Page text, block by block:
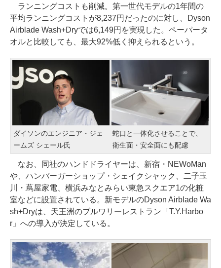
ランニングコストも削減。第一世代モデルの1年間の
平均ランニングコストが8,237円だったのに対し、Dyson
Airblade Wash+Dryでは6,149円を実現した。ペーパータ
オルと比較しても、最大92%低く抑えられるという。
ダイソンのエンジニア・ジェ
ームズ シェール氏
蛇口と一体化させることで、
衛生面・安全面にも配慮
なお、同社のハンドドライヤーは、新宿・NEWoMan
や、ハンバーガーショップ・シェイクシャック、二子玉
川・蔦屋家電、横浜みなとみらい東急スクエア1の化粧
室などに設置されている。新モデルのDyson Airblade Wa
sh+Dryは、天王洲のブルワリーレストラン「T.Y.Harbo
r」への導入が決定している。